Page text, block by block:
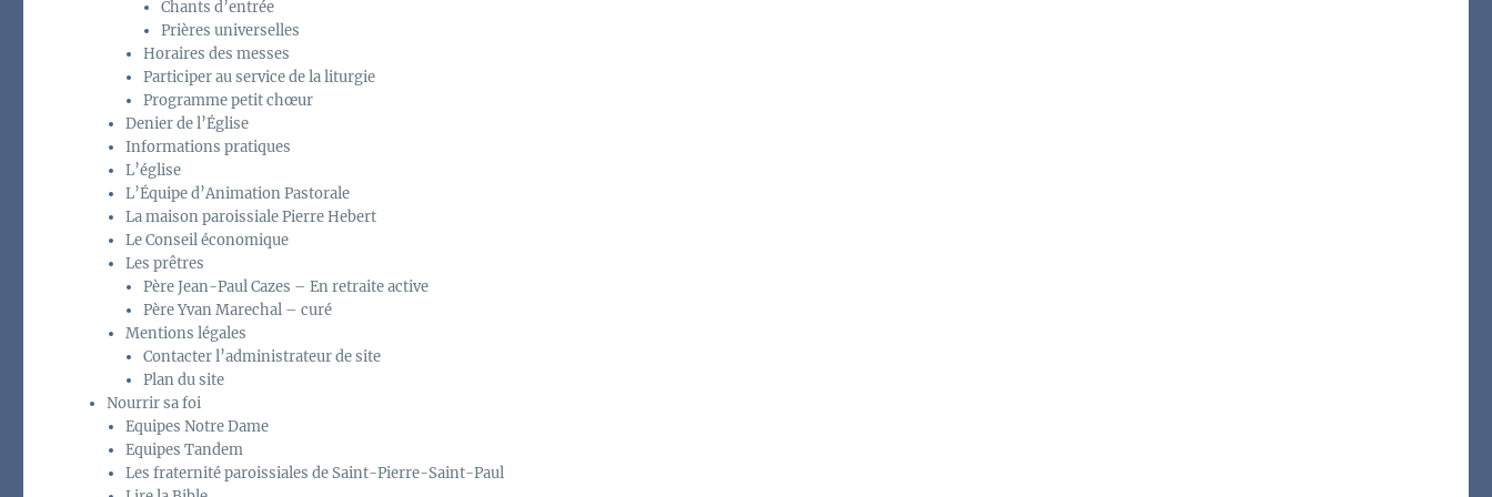
Chants d’entrée
Prières universelles
Horaires des messes
Participer au service de la liturgie
Programme petit chœur
Denier de l’Église
Informations pratiques
L’église
L’Équipe d’Animation Pastorale
La maison paroissiale Pierre Hebert
Le Conseil économique
Les prêtres
Père Jean-Paul Cazes – En retraite active
Père Yvan Marechal – curé
Mentions légales
Contacter l’administrateur de site
Plan du site
Nourrir sa foi
Equipes Notre Dame
Equipes Tandem
Les fraternité paroissiales de Saint-Pierre-Saint-Paul